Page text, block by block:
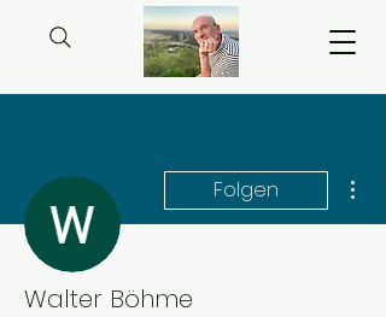
Folgen
Walter Böhme